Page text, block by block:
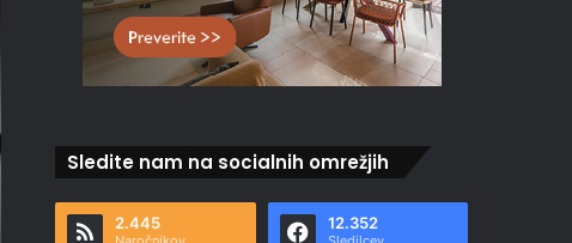
Sledite nam na socialnih omrežjih
2.445 12.352